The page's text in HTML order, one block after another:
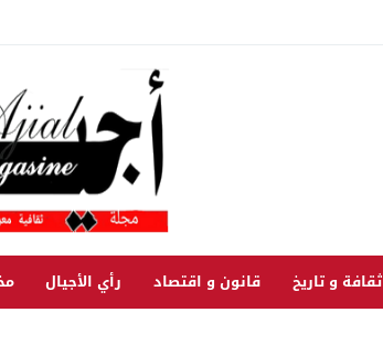
ثقافة و تاريخ قانون و اقتصاد رأي الأجيال